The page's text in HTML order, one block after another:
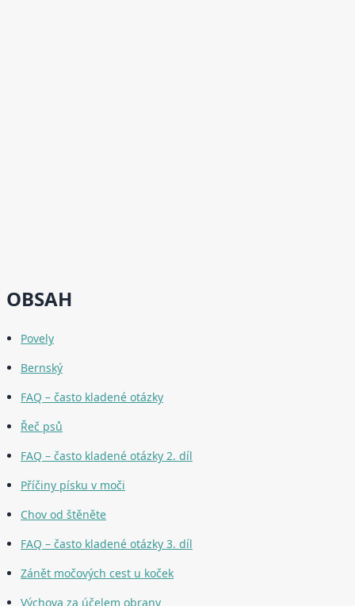
OBSAH
Povely
Bernský
FAQ – často kladené otázky
Řeč psů
FAQ – často kladené otázky 2. díl
Příčiny písku v moči
Chov od štěněte
FAQ – často kladené otázky 3. díl
Zánět močových cest u koček
Výchova za účelem obrany